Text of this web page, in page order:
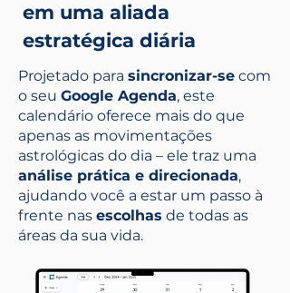
em uma aliada
estratégica diária
Projetado para sincronizar-se com
o seu Google Agenda, este
calendário oferece mais do que
apenas as movimentações
astrológicas do dia – ele traz uma
análise prática e direcionada,
ajudando você a estar um passo à
frente nas escolhas de todas as
áreas da sua vida.